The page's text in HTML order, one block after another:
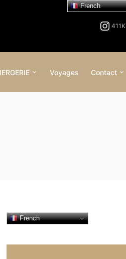
411K
Voyages Contact
French
French